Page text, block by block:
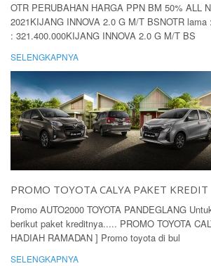
OTR PERUBAHAN HARGA PPN BM 50% ALL
2021KIJANG INNOVA 2.0 G M/T BSNOTR lama
: 321.400.000KIJANG INNOVA 2.0 G M/T BS
SELENGKAPNYA
PROMO TOYOTA CALYA PAKET KREDIT
Promo AUTO2000 TOYOTA PANDEGLANG
berikut paket kreditnya..... PROMO TOYOTA
HADIAH RAMADAN ] Promo toyota di bul
SELENGKAPNYA